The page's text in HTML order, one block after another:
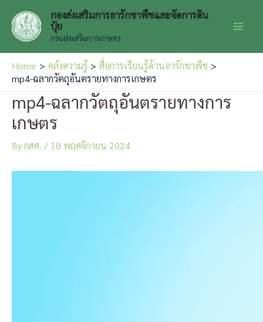
content
กองส่งเสริมการอารักขาพืชและจัดการดิน
ปุ๋ย
กรมส่งเสริมการเกษตร
Home คลังความรู้
สื่อการเรียนรู้ด้านอารักขาพืช
mp4-ฉลากวัตถุอันตรายทางการเกษตร
mp4-ฉลากวัตถุอันตรายทางการ
เกษตร
Byกสศ. / 18 พฤศจิกายน 2024